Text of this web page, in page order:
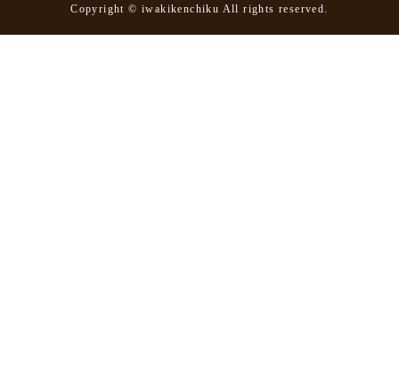
Copyright © iwakikenchiku All rights reserved.